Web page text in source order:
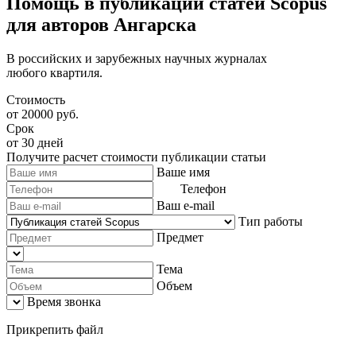
для авторов Ангарска
В российских и зарубежных научных журналах
любого квартиля.
Стоимость
от 20000 руб.
Срок
от 30 дней
Получите расчет стоимости публикации статьи
Ваше имя
Телефон
Ваш e-mail
Тип работы
Предмет
Тема
Объем
Время звонка
Прикрепить файл